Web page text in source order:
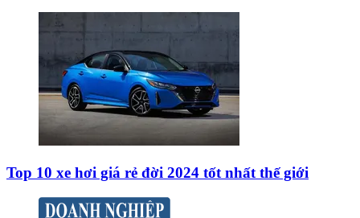
Top 10 xe hơi giá rẻ đời 2024 tốt nhất thế giới